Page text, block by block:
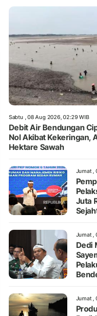
Sabtu , 08 Aug 2026, 02:29 WIB
Debit Air Bendungan
Nol Akibat Kekeringan,
Hektare Sawah
Jumat ,
Juta
Jumat ,
Dedi
Jumat ,